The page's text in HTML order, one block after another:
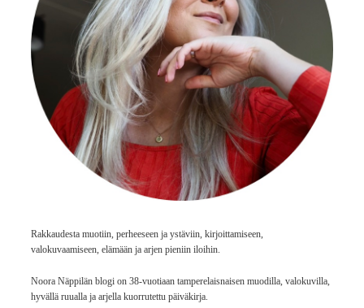
Rakkaudesta muotiin, perheeseen ja ystäviin, kirjoittamiseen,
valokuvaamiseen, elämään ja arjen pieniin iloihin.
Noora Näppilän blogi on 38-vuotiaan tamperelaisnaisen muodilla, valokuvilla,
hyvällä ruualla ja arjella kuorrutettu päiväkirja.